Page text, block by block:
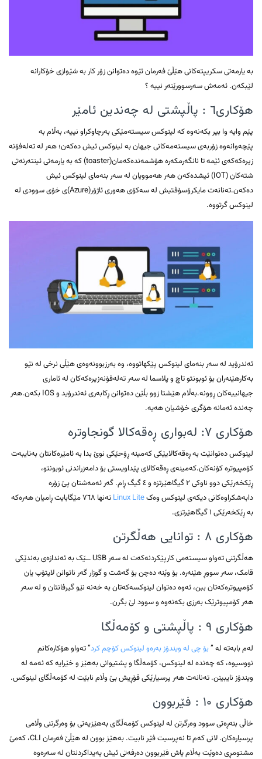
بە یارمەتی سکریپتەکانی هێڵێ فەرمان ئێوە دەتوانن زۆر کار بە شێوازی خۆکارانە
لێبکەن. ئەمەش سەرسوورێنەر نییە ؟
هۆکاری٦ : پاڵپشتی لە چەندین ئامێر
پێم وایە وا بیر بکەنەوە کە لینوکس سیستەمێکی بەرچاوکراو نییە، بەڵام بە
پێچەوانەوە زۆربەی سیستەمەکانی جیهان بە لینوکس ئیش دەکەن؛ هەر لە تەلەفۆنە
زیرەکەکەی ئێمە تا نانگەرمکەرە هۆشمەندەکەمان(toaster) کە بە یارمەتی ئینتەرنەتی
شتەکان (IOT) ئیشدەکەن هەر هەموویان لە سەر بنەمای لینوکس ئیش
دەکەن.تەنانەت مایکرۆسۆفتیش لە سەکۆی هەوری ئاژۆر(Azure)ی خۆی سوودی لە
لینوکس گرتووە.
ئەندرۆید لە سەر بنەمای لینوکس پێکهاتووە، وە بەرزبوونەوەی هێڵی نرخی لە نێو
بەکارهێنەران بۆ ئوبونتو تاچ و پلاسما لە سەر تەلەفۆنەزیرەکەکان لە ئاماری
جیهانییەکان ڕوونە.بەڵام هێشتا زوو بڵێن دەتوانن ڕکابەری ئەندرۆید و IOS بکەن.هەر
چەندە ئەمانە هۆگری خۆشیان هەیە.
هۆکاری ۷: لەبواری ڕەقەکالا گونجاوترە
لینوکس دەتوانێت بە ڕەقەکالایێکی کەمینە ڕۆحێکی نوێ بدا بە ئامێرەکانتان بەتایبەت
کۆمپیوترە کۆنەکان.کەمینەی ڕەقەکالای پێداویستی بۆ دامەزراندنی ئوبونتو،
ڕێکخەرێکی دوو ناوکی ۲ گیگاهێرتزە و ٤ گیگ ڕام. گەر ئەمەشتان پێ زۆرە
دابەشکراوەکانی دیکەی لینوکس وەکLinux Lite
تەنها ۷٦۸ مێگابایت ڕامیان هەرەکە
بە ڕێکخەرێکی ۱ گیگاهێرتزی.
هۆکاری ۸ : توانایی هەڵگرتن
هەڵگرتنی تەواو سیستەمی کارپێکردنەکەت لە سەر USB ــێک بە ئەندازەی بەندێکی
قامک، سەر سووڕ هێنەرە. بۆ وێنە دەچن بۆ گەشت و گوزار گەر ناتوانن لاپتۆپ یان
کۆمپیوترەکەتان ببن، ئەوە دەتوان لینوکسەکەتان بە خەنە نێو گیرفانتان و لە سەر
هەر کۆمپیوترێک بەرزی بکەنەوە و سوود لێ بگرن.
هۆکاری ۹ : پاڵپشتی و کۆمەڵگا
لەم بابەتە لە ”بۆ چی لە ویندۆز بەرەو لینوکس کۆچم کرد” تەواو هۆکارەکانم
نووسیوە، کە چەندە لە لینوکس، کۆمەڵگا و پشتیوانی بەهێز و خێرایە کە ئەمە لە
ویندۆز نایبینن. تەنانەت هەر پرسیارێکی قۆڕیش بێ وڵام نابێت لە کۆمەڵگای لینوکس.
هۆکاری ۱۰ : فێربوون
خاڵی بنەڕەتی سوود وەرگرتن لە لینوکس کۆمەڵگای بەهێزیەتی بۆ وەرگرتنی وڵامی
پرسیارەکان. لانی کەم تا نەپرسیت فێر نابیت. بەهێز بوون لە هێڵێ فەرمان CLI، کەمێ
مشتومڕی دەوێت بەڵام پاش فێربوون دەرفەتی ئیش پەیداکردنتان لە سەرەوە